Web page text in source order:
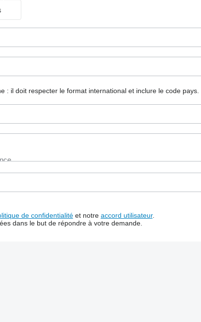
: il doit respecter le format international et inclure le code pays.
de confidentialitéet notre accord utilisateur.
dans le but de répondre à votre demande.